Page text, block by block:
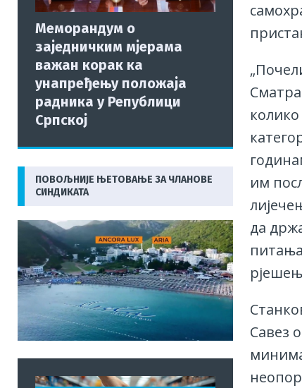
им
да
Савез
Меморандум о
заједничким мјерама
важан корак ка
унапређењу положаја
радника у Републици
Српској
ПОВОЉНИЈЕ ЊЕТОВАЊЕ ЗА ЧЛАНОВЕ
СИНДИКАТА